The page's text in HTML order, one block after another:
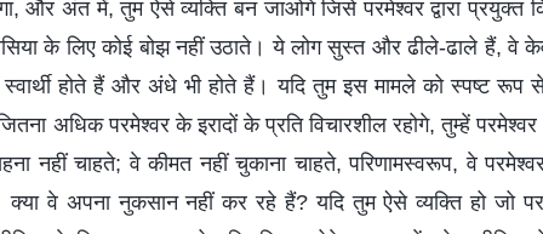
और अंत में, तुम ऐसे व्यक्ति बन जाओगे जिसे परमेश्वर द्वारा प्रयुक्त
के लिए कोई बोझ नहीं उठाते। ये लोग सुस्त और ढीले-ढाले हैं, वे
होते हैं और अंधे भी होते हैं। यदि तुम इस मामले को स्पष्ट रूप
अधिक परमेश्वर के इरादों के प्रति विचारशील रहोगे, तुम्हें परमेश्वर
नहीं चाहते; वे कीमत नहीं चुकाना चाहते, परिणामस्वरूप, वे परमेश्वर
वे अपना नुकसान नहीं कर रहे हैं? यदि तुम ऐसे व्यक्ति हो जो